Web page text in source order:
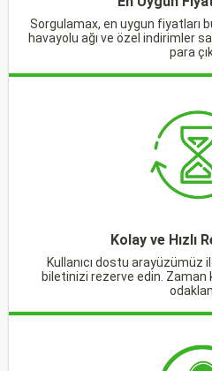
Sorgulamax, en uygun fiyatları
havayolu ağı ve özel indirimler
para
Kolay ve Hızlı
Kullanıcı dostu arayüzümüz
biletinizi rezerve edin.